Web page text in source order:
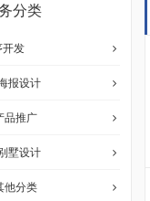
分类
开发
报设计
品推广
墅设计
他分类